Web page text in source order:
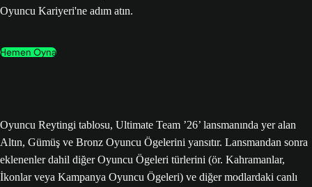
Oyuncu Kariyeri'ne adım atın.
Hemen Oyna
Oyuncu Reytingi tablosu, Ultimate Team ’26’ lansmanında yer alan
Altın, Gümüş ve Bronz Oyuncu Ögelerini yansıtır. Lansmandan sonra
eklenenler dahil diğer Oyuncu Ögeleri türlerini (ör. Kahramanlar,
İkonlar veya Kampanya Oyuncu Ögeleri) ve diğer modlardaki canlı